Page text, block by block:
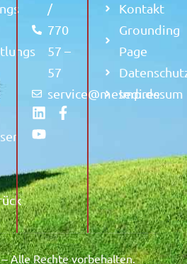
/
770
57 –
57
service@mesedi.de
Kontakt
Grounding
Page
Impressum
Alle Rechte vorbehalten.